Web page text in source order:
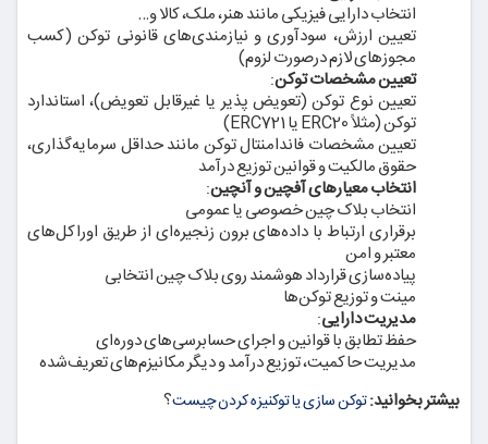
انتخاب دارایی فیزیکی مانند هنر، ملک، کالا و…
تعیین ارزش، سودآوری و نیازمندی‌های قانونی توکن (کسب
مجوزهای لازم درصورت لزوم)
تعیین مشخصات توکن:
تعیین نوع توکن (تعویض پذیر یا غیرقابل تعویض)، استاندارد
توکن (مثلاً ERC20 یا ERC721)
تعیین مشخصات فاندامنتال توکن مانند حداقل سرمایه‌گذاری،
حقوق مالکیت و قوانین توزیع درآمد
انتخاب معیارهای آفچین و آنچین:
انتخاب بلاک چین خصوصی یا عمومی
برقراری ارتباط با داده‌های برون زنجیره‌ای از طریق اوراکل‌های
معتبر و امن
پیاده‌سازی قرارداد هوشمند روی بلاک چین انتخابی
مینت و توزیع توکن‌ها
مدیریت دارایی:
حفظ تطابق با قوانین و اجرای حسابرسی‌های دوره‌ای
مدیریت حاکمیت، توزیع درآمد و دیگر مکانیزم‌های تعریف‌شده
بیشتر بخوانید:توکن‌ سازی یا توکنیزه‌ کردن چیست؟